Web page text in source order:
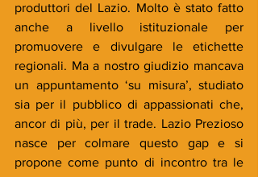
produttori del Lazio. Molto è stato fatto
anche a livello istituzionale per
promuovere e divulgare le etichette
regionali. Ma a nostro giudizio mancava
un appuntamento ‘su misura’, studiato
sia per il pubblico di appassionati che,
ancor di più, per il trade. Lazio Prezioso
nasce per colmare questo gap e si
propone come punto di incontro tra le